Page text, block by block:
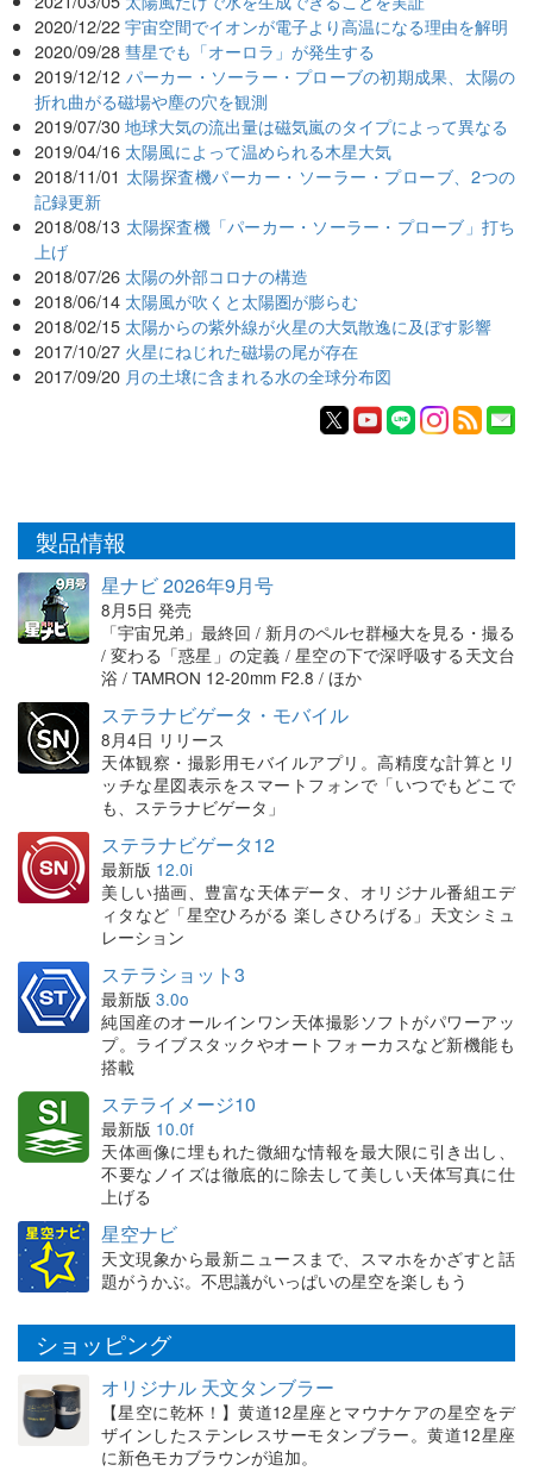
2020/12/22 宇宙空間でイオンが電子より高温になる理由を解明
2020/09/28 彗星でも「オーロラ」が発生する
2019/12/12 パーカー・ソーラー・プローブの初期成果、太陽の
折れ曲がる磁場や塵の穴を観測
2019/07/30 地球大気の流出量は磁気嵐のタイプによって異なる
2019/04/16 太陽風によって温められる木星大気
2018/11/01 太陽探査機パーカー・ソーラー・プローブ、2つの
記録更新
2018/08/13 太陽探査機「パーカー・ソーラー・プローブ」打ち
上げ
2018/07/26 太陽の外部コロナの構造
2018/06/14 太陽風が吹くと太陽圏が膨らむ
2018/02/15 太陽からの紫外線が火星の大気散逸に及ぼす影響
2017/10/27 火星にねじれた磁場の尾が存在
2017/09/20 月の土壌に含まれる水の全球分布図
製品情報
星ナビ 2026年9月号
8月5日 発売
「宇宙兄弟」最終回 / 新月のペルセ群極大を見る・撮る
/ 変わる「惑星」の定義 / 星空の下で深呼吸する天文台
浴 / TAMRON 12-20mm F2.8 / ほか
ステラナビゲータ・モバイル
8月4日 リリース
天体観察・撮影用モバイルアプリ。高精度な計算とリ
ッチな星図表示をスマートフォンで「いつでもどこで
も、ステラナビゲータ」
ステラナビゲータ12
最新版 12.0i
美しい描画、豊富な天体データ、オリジナル番組エデ
ィタなど「星空ひろがる 楽しさひろげる」天文シミュ
レーション
ステラショット3
最新版 3.0o
純国産のオールインワン天体撮影ソフトがパワーアッ
プ。ライブスタックやオートフォーカスなど新機能も
搭載
ステライメージ10
最新版 10.0f
天体画像に埋もれた微細な情報を最大限に引き出し、
不要なノイズは徹底的に除去して美しい天体写真に仕
上げる
星空ナビ
天文現象から最新ニュースまで、スマホをかざすと話
題がうかぶ。不思議がいっぱいの星空を楽しもう
ショッピング
オリジナル 天文タンブラー
【星空に乾杯！】黄道12星座とマウナケアの星空をデ
ザインしたステンレスサーモタンブラー。黄道12星座
に新色モカブラウンが追加。